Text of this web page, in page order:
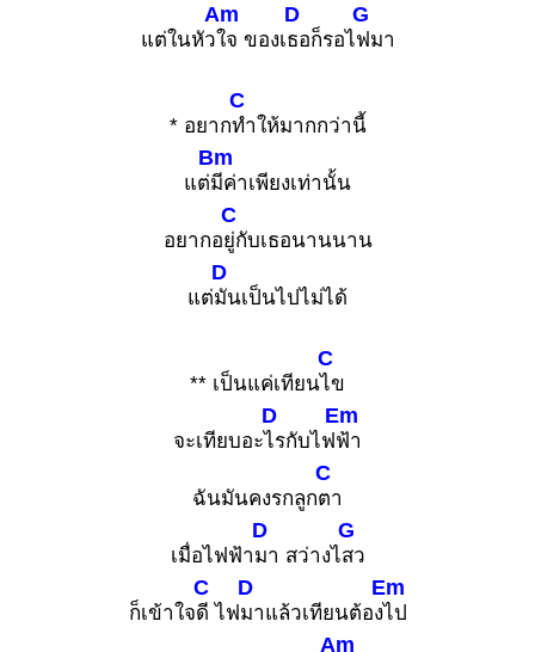
แต่ในหัว
Am
ใจ ของเ
D
ธอก็รอไ
G
ฟมา
* อยาก
C
ทำให้มากกว่านี้
แต่
Bm
มีค่าเพียงเท่านั้น
อยากอ
C
ยู่กับเธอนานนาน
แต่
D
มันเป็นไปไม่ได้
** เป็นแค่เทียน
C
ไข
จะเทียบอะ
D
ไรกับไฟ
Em
ฟ้า
ฉันมันคงรกลูก
C
ตา
เมื่อไฟฟ้า
D
มา สว่างไ
G
สว
ก็เข้าใจ
C
ดี ไฟ
D
มาแล้วเทียนต้อง
Em
ไป
Am